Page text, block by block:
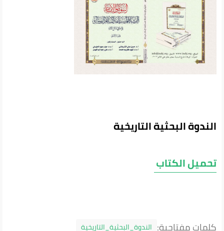
الندوة البحثية التاريخية
تحميل الكتاب
كلمات مفتاحية: الندوة_البحثية_التاريخية